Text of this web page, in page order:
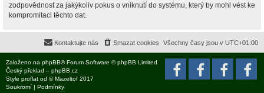
zodpovědnost za jakýkoliv pokus o vniknutí do systému, který by mohl vést ke
kompromitaci těchto dat.
Všechny časy jsou v UTC+01:00
Smazat cookies
Kontaktujte nás
Založeno na phpBB® Forum Software © phpBB Limited
Český překlad – phpBB.cz
Style proflat od ©Mazeltof 2017
Soukromí | Podmínky